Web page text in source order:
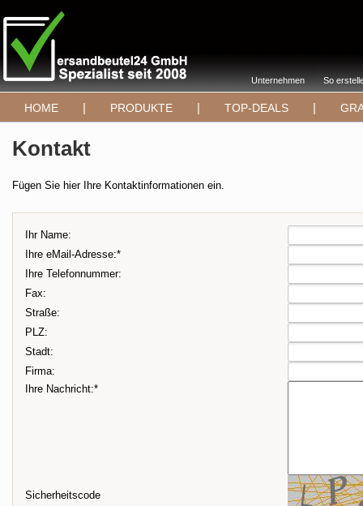
Unternehmen So
HOME | PRODUKTE | TOP-DEALS |
Kontakt
Fügen Sie hier Ihre Kontaktinformationen ein.
Ihr Name:
Ihre eMail-Adresse:*
Ihre Telefonnummer:
Fax:
Straße:
PLZ:
Stadt:
Firma:
Ihre Nachricht:*
Sicherheitscode